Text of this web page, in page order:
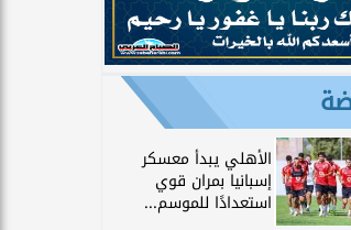
الأهلي يبدأ معسكر
إسبانيا بمران قوي
استعدادًا للموسم...